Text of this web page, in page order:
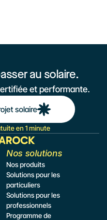
au solaire.
et performante.
solaire
en 1 minute
Nos solutions
Nos produits
Solutions pour les
particuliers
Solutions pour les
professionnels
Programme de